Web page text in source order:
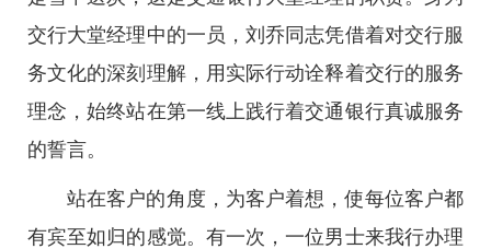
交行大堂经理中的一员，刘乔同志凭借着对交行服
务文化的深刻理解，用实际行动诠释着交行的服务
理念，始终站在第一线上践行着交通银行真诚服务
的誓言。
站在客户的角度，为客户着想，使每位客户都
有宾至如归的感觉。有一次，一位男士来我行办理